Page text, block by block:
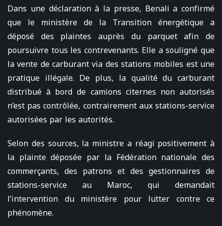
Dans une déclaration à la presse, Benali a confirmé
que le ministère de la Transition énergétique a
déposé des plaintes auprès du parquet afin de
poursuivre tous les contrevenants. Elle a souligné que
la vente de carburant via des stations mobiles est une
pratique illégale. De plus, la qualité du carburant
distribué à bord de camions citernes non autorisés
n’est pas contrôlée, contrairement aux stations-service
autorisées par les autorités.
Selon des sources, la ministre a réagi positivement à
la plainte déposée par la Fédération nationale des
commerçants, des patrons et des gestionnaires de
stations-service au Maroc, qui demandait
l’intervention du ministère pour lutter contre ce
phénomène.